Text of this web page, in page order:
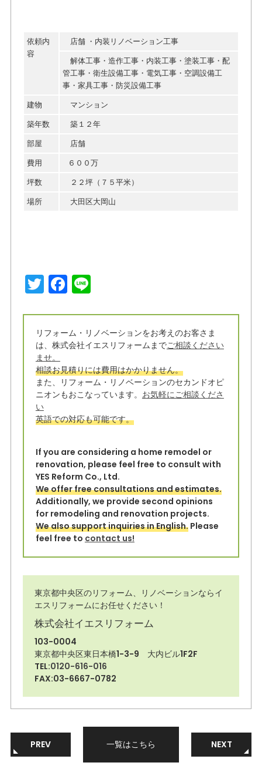
依頼内
容
店舗 ・内装リノベーション工事
解体工事・造作工事・内装工事・塗装工事・配
管工事・衛生設備工事・電気工事・空調設備工
事・家具工事・防災設備工事
建物
マンション
築年数
築１２年
部屋
店舗
費用
６００万
坪数
２２坪（７５平米）
場所
大田区大岡山
T
it
t
e
r
F
c
e
b
o
o
k
Li
e
リフォーム・リノベーションをお考えのお客さま
は、株式会社イエスリフォームまでご相談ください
ませ。
相談お見積りには費用はかかりません。
また、リフォーム・リノベーションのセカンドオピ
ニオンもおこなっています。 お気軽にご相談くださ
い
英語での対応も可能です。
If you are considering a home remodel or
renovation, please feel free to consult with
YES Reform Co., Ltd.
We offer free consultations and estimates.
Additionally, we provide second opinions
for remodeling and renovation projects.
We also support inquiries in English.Please
feel free to contact us!
東京都中央区のリフォーム、リノベーションならイ
エスリフォームにお任せください！
株式会社イエスリフォーム
103-0004
東京都中央区東日本橋1-3-9 大内ビル1F2F
TEL:0120-616-016
FAX:03-6667-0782
PREV 一覧はこちら NEXT